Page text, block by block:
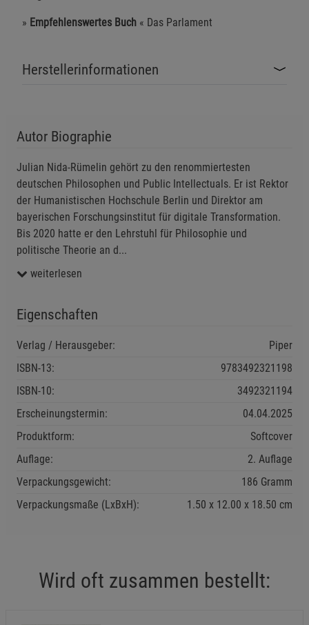
» Empfehlenswertes Buch « Das Parlament
Herstellerinformationen
Autor Biographie
Julian Nida-Rümelin gehört zu den renommiertesten
deutschen Philosophen und Public Intellectuals. Er ist Rektor
der Humanistischen Hochschule Berlin und Direktor am
bayerischen Forschungsinstitut für digitale Transformation.
Bis 2020 hatte er den Lehrstuhl für Philosophie und
politische Theorie an d...
weiterlesen
Eigenschaften
Verlag / Herausgeber:
Piper
ISBN-13:
9783492321198
ISBN-10:
3492321194
Erscheinungstermin:
04.04.2025
Produktform:
Softcover
Auflage:
2. Auflage
Verpackungsgewicht:
186 Gramm
Verpackungsmaße (LxBxH):
1.50 12.00 18.50 cm
Wird oft zusammen bestellt:
Einstellungen speichern für die Gruppe
Funktionale Cookies (1) Funktionale
Beschreibung Funktionale Cookies
Cookie-Informationenanzeigen
Statistik Cookies (2)
Beschreibung Statistik Cookies
Marketing Cookies (3)
Impressum